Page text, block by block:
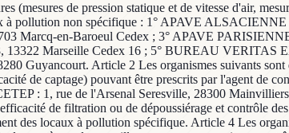
(mesures de pression statique et de vitesse d'air,
à pollution non spécifique : 1° APAVE
Marcq-en-Baroeul Cedex ; 3° APAVE
13322 Marseille Cedex 16 ; 5° BUREAU
Guyancourt. Article 2 Les organismes suivants sont
de captage) pouvant être prescrits par l'agent de
: 1, rue de l'Arsenal Seresville, 28300
de filtration ou de dépoussiérage et contrôle
des locaux à pollution spécifique. Article 4 Les